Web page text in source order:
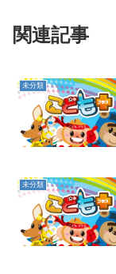
関連記事
未分類
未分類